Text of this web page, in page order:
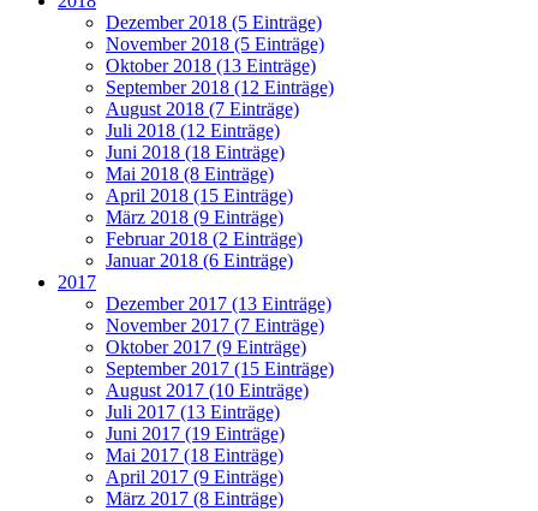
Dezember 2018 (5 Einträge)
November 2018 (5 Einträge)
Oktober 2018 (13 Einträge)
September 2018 (12 Einträge)
August 2018 (7 Einträge)
Juli 2018 (12 Einträge)
Juni 2018 (18 Einträge)
Mai 2018 (8 Einträge)
April 2018 (15 Einträge)
März 2018 (9 Einträge)
Februar 2018 (2 Einträge)
Januar 2018 (6 Einträge)
2017
Dezember 2017 (13 Einträge)
November 2017 (7 Einträge)
Oktober 2017 (9 Einträge)
September 2017 (15 Einträge)
August 2017 (10 Einträge)
Juli 2017 (13 Einträge)
Juni 2017 (19 Einträge)
Mai 2017 (18 Einträge)
April 2017 (9 Einträge)
März 2017 (8 Einträge)